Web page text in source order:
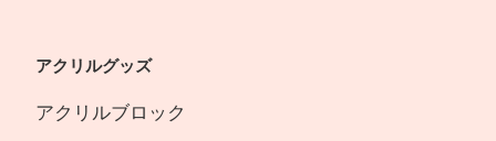
アクリルグッズ
アクリルブロック